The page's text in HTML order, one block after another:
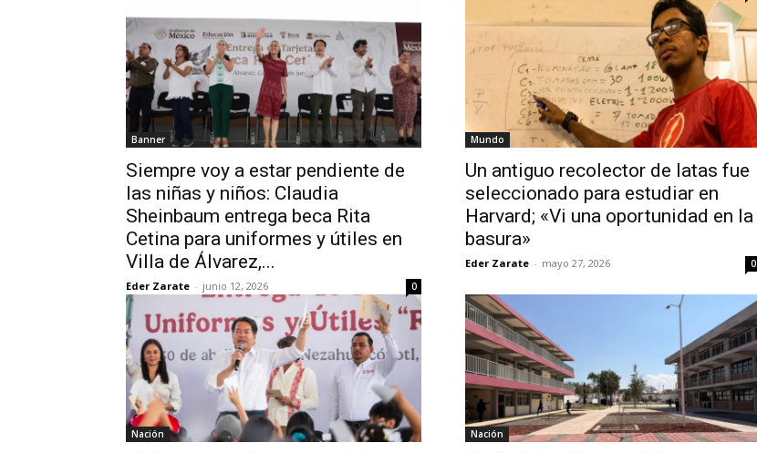
Banner
Siempre voy a estar pendiente de
las niñas y niños: Claudia
Sheinbaum entrega beca Rita
Cetina para uniformes y útiles en
Villa de Álvarez,...
Eder Zarate - junio 12, 2026 0
Mundo
Un antiguo recolector de latas fue
seleccionado para estudiar en
Harvard; «Vi una oportunidad en la
basura»
Eder Zarate - mayo 27, 2026 0
Nación Nación